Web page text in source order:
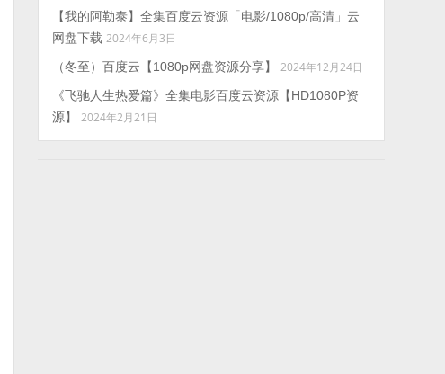
【我的阿勒泰】全集百度云资源「电影/1080p/高清」云
网盘下载 2024年6月3日
（冬至）百度云【1080p网盘资源分享】
2024年12月24日
《飞驰人生热爱篇》全集电影百度云资源【HD1080P资
源】
2024年2月21日